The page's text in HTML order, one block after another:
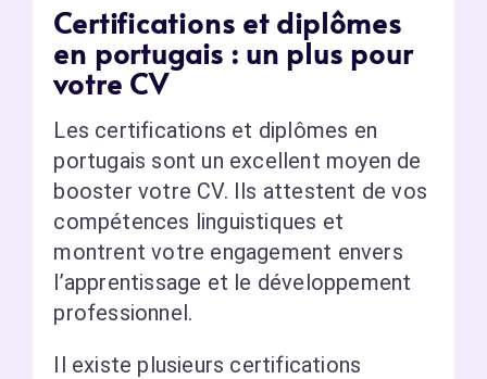
Certifications et diplômes
en portugais : un plus pour
votre CV
Les certifications et diplômes en
portugais sont un excellent moyen de
booster votre CV. Ils attestent de vos
compétences linguistiques et
montrent votre engagement envers
l’apprentissage et le développement
professionnel.
Il existe plusieurs certifications